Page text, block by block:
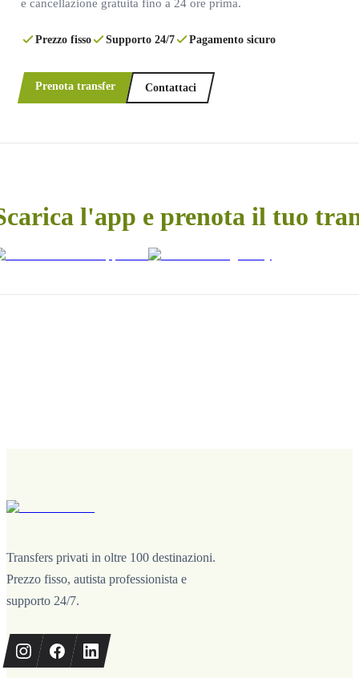
e cancellazione gratuita fino a 24 ore prima.
Prezzo fisso Supporto 24/7 Pagamento sicuro
Prenota transfer Contattaci
l'app e prenota il tuo
Transfers privati in oltre 100 destinazioni.
Prezzo fisso, autista professionista e
supporto 24/7.